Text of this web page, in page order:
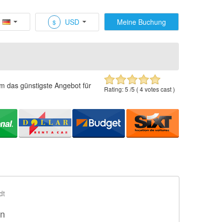
$ USD Meine Buchung
Rating:5 /5 (4votes cast )
das günstigste Angebot für